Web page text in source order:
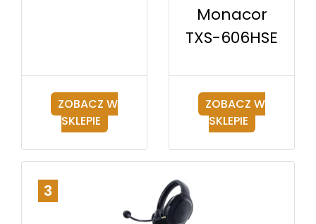
ZOBACZ W
SKLEPIE
Monacor
TXS-606HSE
ZOBACZ W
SKLEPIE
3